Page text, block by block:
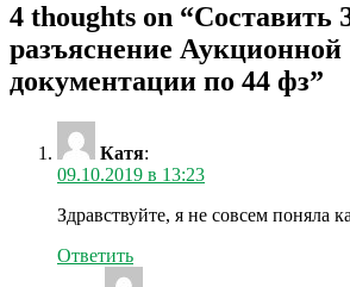
4 thoughts on “Составить
разъяснение Аукционной
документации по 44 фз”
Катя:
09.10.2019 в 13:23
Здравствуйте, я не совсем поняла
Ответить